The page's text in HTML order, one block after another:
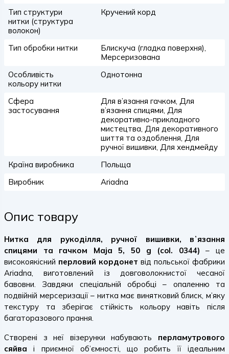
Тип структури
нитки (структура
волокон)
Кручений корд
Тип обробки нитки
Блискуча (гладка поверхня),
Мерсеризована
Особливість
кольору нитки
Однотонна
Сфера
застосування
Для в’язання гачком, Для
в’язання спицями, Для
декоративно-прикладного
мистецтва, Для декоративного
шиття та оздоблення, Для
ручної вишивки, Для хендмейду
Країна виробника
Польща
Виробник
Ariadna
Опис товару
Нитка для рукоділля, ручної вишивки, вʼязання
спицями та гачком Maja 5, 50 g (col. 0344) – це
високоякісний перловий кордонет від польської фабрики
Ariadna, виготовлений із довговолокнистої чесаної
бавовни. Завдяки спеціальній обробці – опаленню та
подвійній мерсеризації – нитка має винятковий блиск, м’яку
текстуру та зберігає стійкість кольору навіть після
багаторазового прання.
Створені з неї візерунки набувають перламутрового
сяйва і приємної об’ємності, що робить її ідеальним